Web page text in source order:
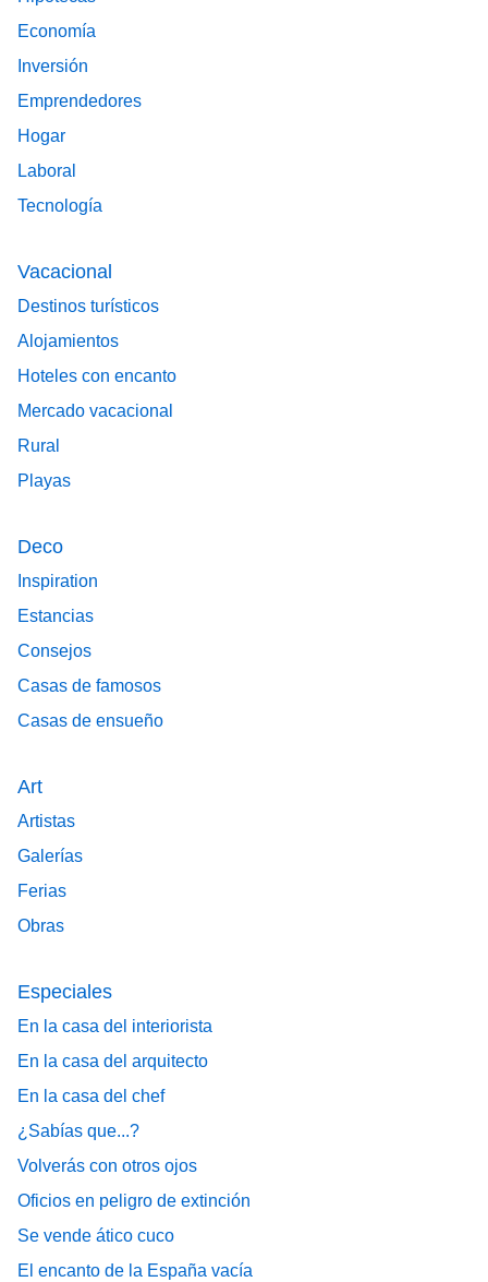
Economía
Inversión
Emprendedores
Hogar
Laboral
Tecnología
Vacacional
Destinos turísticos
Alojamientos
Hoteles con encanto
Mercado vacacional
Rural
Playas
Deco
Inspiration
Estancias
Consejos
Casas de famosos
Casas de ensueño
Art
Artistas
Galerías
Ferias
Obras
Especiales
En la casa del interiorista
En la casa del arquitecto
En la casa del chef
¿Sabías que...?
Volverás con otros ojos
Oficios en peligro de extinción
Se vende ático cuco
El encanto de la España vacía